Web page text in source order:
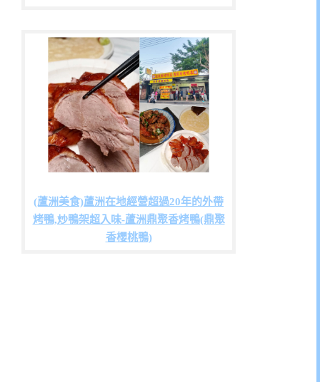
(蘆洲美食)蘆洲在地經營超過20年的外帶
烤鴨,炒鴨架超入味-蘆洲鼎聚香烤鴨(鼎聚
香櫻桃鴨)